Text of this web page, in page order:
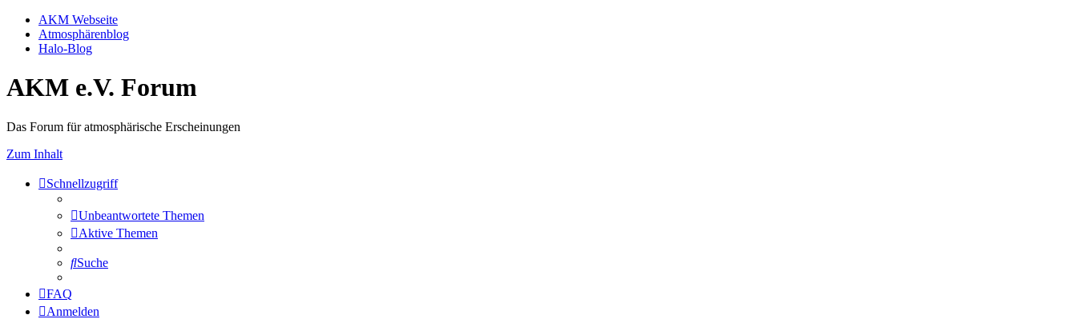
AKM Webseite
Atmosphärenblog
Halo-Blog
AKM e.V. Forum
Das Forum für atmosphärische Erscheinungen
Zum Inhalt
Schnellzugriff
Unbeantwortete Themen
Aktive Themen
Suche
FAQ
Anmelden